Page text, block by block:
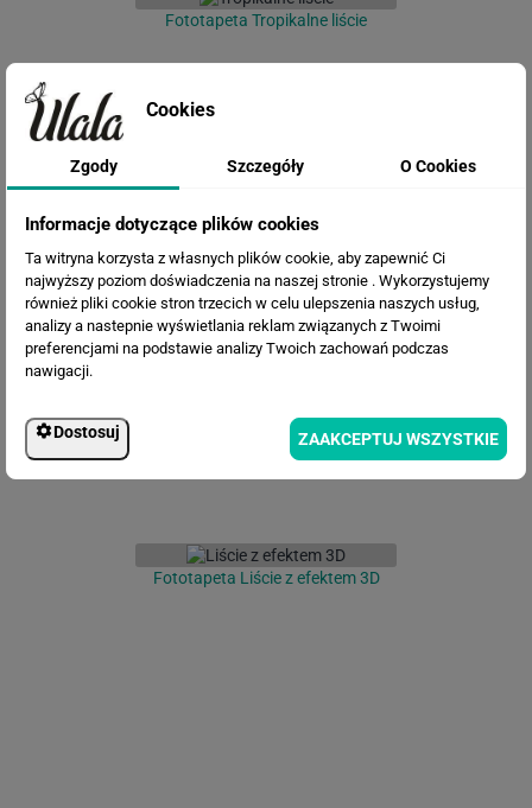
Fototapeta Tropikalne liście
Fototapeta Drobne Liście
Fototapeta Liście z efektem 3D
Cookies
Zgody Szczegóły O Cookies
Informacje dotyczące plików cookies
Ta witryna korzysta z własnych plików cookie, aby zapewnić Ci
najwyższy poziom doświadczenia na naszej stronie . Wykorzystujemy
również pliki cookie stron trzecich w celu ulepszenia naszych usług,
analizy a nastepnie wyświetlania reklam związanych z Twoimi
preferencjami na podstawie analizy Twoich zachowań podczas
nawigacji.
Dostosuj ZAAKCEPTUJ WSZYSTKIE